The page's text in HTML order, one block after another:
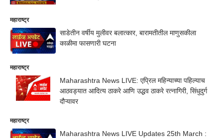
महाराष्ट्र
साडेतीन वर्षीय मुलीवर बलात्कार, बारामतीतील माणुसकीला
काळीमा फासणारी घटना
महाराष्ट्र
Maharashtra News LIVE: एप्रिल महिन्याच्या पहिल्याच
आठवड्यात आदित्य ठाकरे आणि उद्धव ठाकरे रत्नागिरी, सिंधुदुर्ग
दौऱ्यावर
महाराष्ट्र
Maharashtra News LIVE Updates 25th March :